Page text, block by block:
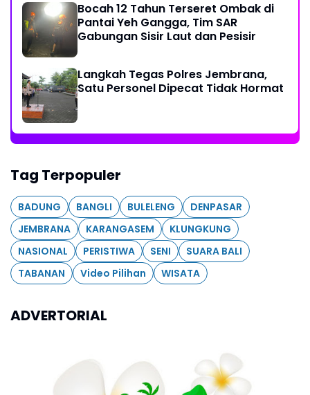
Bocah 12 Tahun Terseret Ombak di
Pantai Yeh Gangga, Tim SAR
Gabungan Sisir Laut dan Pesisir
Langkah Tegas Polres Jembrana,
Satu Personel Dipecat Tidak Hormat
Tag Terpopuler
BADUNG BANGLI BULELENG
DENPASAR
JEMBRANA
KARANGASEM
KLUNGKUNG
NASIONAL
PERISTIWA SENI
SUARA BALI
TABANAN
Video Pilihan WISATA
ADVERTORIAL